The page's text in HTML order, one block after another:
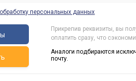
обработку персональных данных
Прикрепив реквизиты, вы
оплатить сразу, что
Аналоги подбираются
почту.